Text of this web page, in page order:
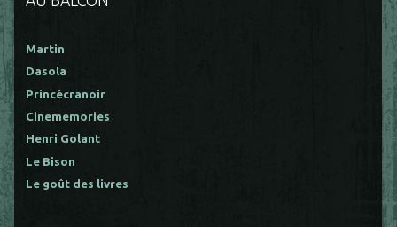
Martin
Dasola
Princécranoir
Cinememories
Henri Golant
Le Bison
Le goût des livres